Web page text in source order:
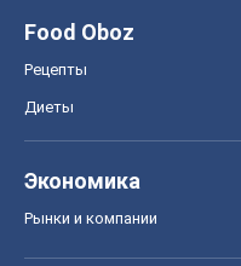
Food Oboz
Рецепты
Диеты
Экономика
Рынки и компании